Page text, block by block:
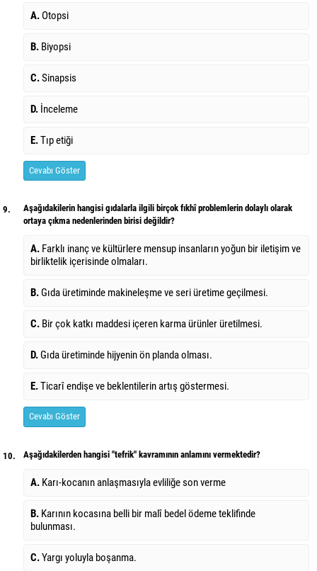
A. Otopsi
B. Biyopsi
C.Sinapsis
D. İnceleme
E.Tıp etiği
Cevabı Göster
9.
Aşağıdakilerin hangisi gıdalarla ilgili birçok fıkhî problemlerin dolaylı olarak
ortaya çıkma nedenlerinden birisi değildir?
A. Farklı inanç ve kültürlere mensup insanların yoğun bir iletişim ve
birliktelik içerisinde olmaları.
B.Gıda üretiminde makineleşme ve seri üretime geçilmesi.
C. Bir çok katkı maddesi içeren karma ürünler üretilmesi.
D.Gıda üretiminde hijyenin ön planda olması.
E.Ticarî endişe ve beklentilerin artış göstermesi.
Cevabı Göster
10. Aşağıdakilerden hangisi "tefrik" kavramının anlamını vermektedir?
A. Karı-kocanın anlaşmasıyla evliliğe son verme
B. Karının kocasına belli bir malî bedel ödeme teklifinde
bulunması.
C.Yargı yoluyla boşanma.